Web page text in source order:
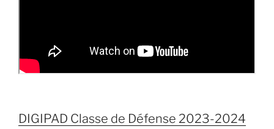
DIGIPAD Classe de Défense 2023-2024